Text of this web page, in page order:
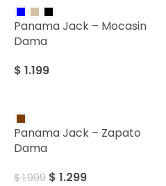
Panama Jack – Mocasin
Dama
$ 1.199
Panama Jack – Zapato
Dama
$1.999 $ 1.299